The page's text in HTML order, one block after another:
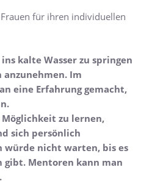
für ihren individuellen
kalte Wasser zu springen
anzunehmen. Im
eine Erfahrung gemacht,
zu lernen,
sich persönlich
nicht warten, bis es
gibt. Mentoren kann man